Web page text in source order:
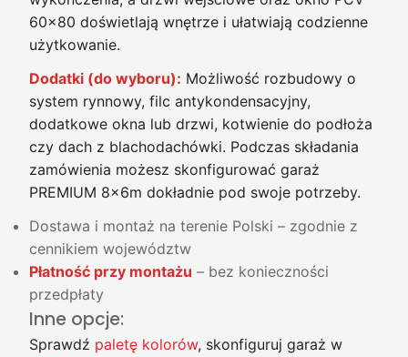
60x80 doświetlają wnętrze i ułatwiają codzienne
użytkowanie.
Dodatki (do wyboru): Możliwość rozbudowy o
system rynnowy, filc antykondensacyjny,
dodatkowe okna lub drzwi, kotwienie do podłoża
czy dach z blachodachówki. Podczas składania
zamówienia możesz skonfigurować garaż
PREMIUM 8x6m dokładnie pod swoje potrzeby.
Dostawa i montaż na terenie Polski – zgodnie z
cennikiem województw
Płatność przy montażu – bez konieczności
przedpłaty
Inne opcje:
Sprawdź paletę kolorów, skonfiguruj garaż w